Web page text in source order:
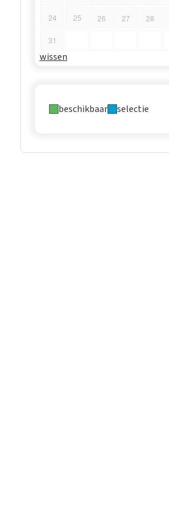
24 25 26 27 28
31
wissen
beschikbaar selectie